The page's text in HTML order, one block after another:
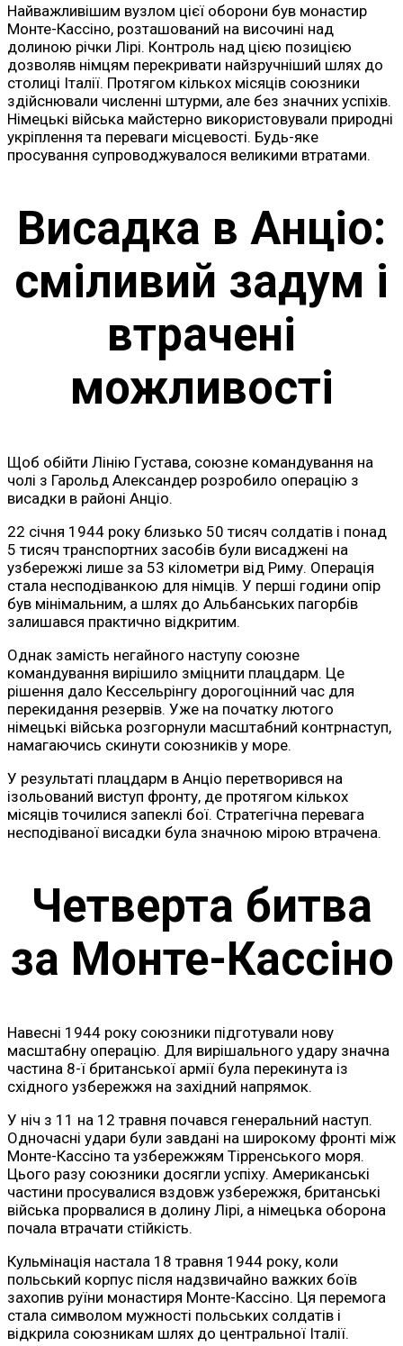
Найважливішим вузлом цієї оборони був монастир
Монте-Кассіно, розташований на височині над
долиною річки Лірі. Контроль над цією позицією
дозволяв німцям перекривати найзручніший шлях до
столиці Італії. Протягом кількох місяців союзники
здійснювали численні штурми, але без значних успіхів.
Німецькі війська майстерно використовували природні
укріплення та переваги місцевості. Будь-яке
просування супроводжувалося великими втратами.
Висадка в Анціо:
сміливий задум і
втрачені
можливості
Щоб обійти Лінію Густава, союзне командування на
чолі з Гарольд Александер розробило операцію з
висадки в районі Анціо.
22 січня 1944 року близько 50 тисяч солдатів і понад
5 тисяч транспортних засобів були висаджені на
узбережжі лише за 53 кілометри від Риму. Операція
стала несподіванкою для німців. У перші години опір
був мінімальним, а шлях до Альбанських пагорбів
залишався практично відкритим.
Однак замість негайного наступу союзне
командування вирішило зміцнити плацдарм. Це
рішення дало Кессельрінгу дорогоцінний час для
перекидання резервів. Уже на початку лютого
німецькі війська розгорнули масштабний контрнаступ,
намагаючись скинути союзників у море.
У результаті плацдарм в Анціо перетворився на
ізольований виступ фронту, де протягом кількох
місяців точилися запеклі бої. Стратегічна перевага
несподіваної висадки була значною мірою втрачена.
Четверта битва
за Монте-Кассіно
Навесні 1944 року союзники підготували нову
масштабну операцію. Для вирішального удару значна
частина 8-ї британської армії була перекинута із
східного узбережжя на західний напрямок.
У ніч з 11 на 12 травня почався генеральний наступ.
Одночасні удари були завдані на широкому фронті між
Монте-Кассіно та узбережжям Тірренського моря.
Цього разу союзники досягли успіху. Американські
частини просувалися вздовж узбережжя, британські
війська прорвалися в долину Лірі, а німецька оборона
почала втрачати стійкість.
Кульмінація настала 18 травня 1944 року, коли
польський корпус після надзвичайно важких боїв
захопив руїни монастиря Монте-Кассіно. Ця перемога
стала символом мужності польських солдатів і
відкрила союзникам шлях до центральної Італії.